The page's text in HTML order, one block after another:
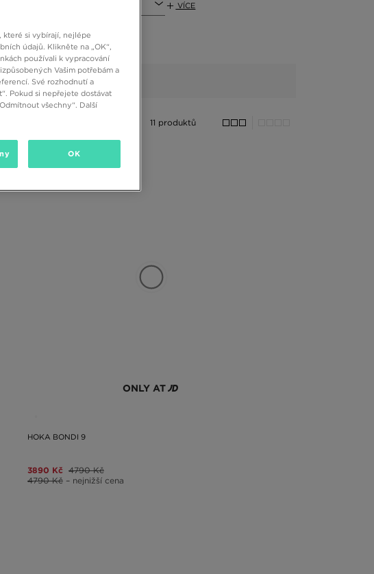
VÍCE
11 produktů
ONLY AT
HOKA BONDI 9
3890 Kč 4790 Kč
4790 Kč – nejnižší cena
které si vybírají, nejlépe
údajů. Klikněte na „OK“,
používali k vypracování
Vašim potřebám a
Své rozhodnutí a
Pokud si nepřejete dostávat
všechny“. Další
OK